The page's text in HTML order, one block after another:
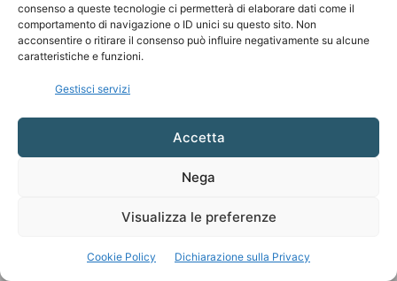
consenso a queste tecnologie ci permetterà di elaborare dati come il
comportamento di navigazione o ID unici su questo sito. Non
acconsentire o ritirare il consenso può influire negativamente su alcune
caratteristiche e funzioni.
Gestisci servizi
Accetta
Nega
Visualizza le preferenze
Cookie Policy Dichiarazione sulla Privacy